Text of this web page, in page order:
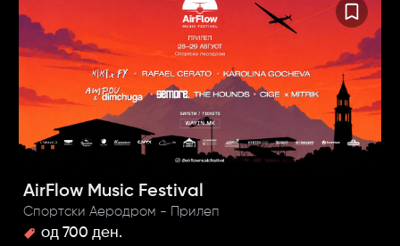
AirFlow Music Festival
Спортски Аеродром - Прилеп
од 700 ден.